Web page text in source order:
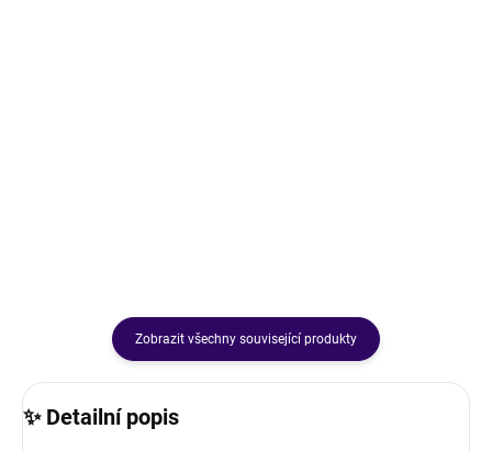
Zobrazit všechny související produkty
✨ Detailní popis